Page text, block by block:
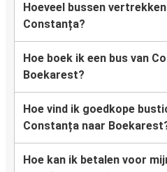
Hoeveel bussen
Constanța?
Hoe boek ik een bus van
Boekarest?
Hoe vind ik goedkope
Constanța naar
Hoe kan ik betalen voor